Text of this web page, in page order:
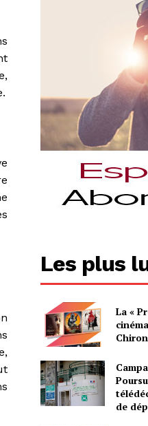
Les plus
La «
de